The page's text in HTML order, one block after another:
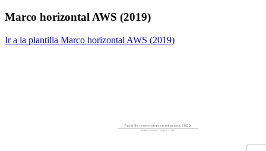
Marco horizontal AWS (2019)
Ir a la plantilla Marco horizontal AWS (2019)